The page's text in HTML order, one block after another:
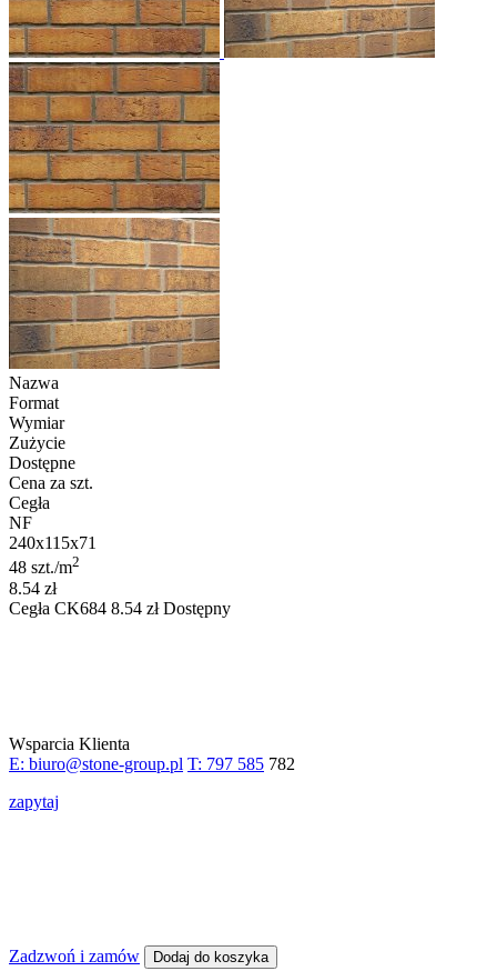
Nazwa
Format
Wymiar
Zużycie
Dostępne
Cena za szt.
Cegła
NF
240x115x71
48 szt./m2
8.54 zł
Cegła CK684 8.54 zł Dostępny
Wsparcia Klienta
E: biuro@stone-group.pl T: 797 585 782
zapytaj
Zadzwoń i zamów Dodaj do koszyka